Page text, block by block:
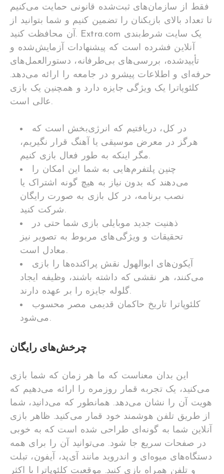
فقط از سازمان‌های ثبت‌شده قانونی حمایت می‌کنیم
تا تعداد بالای بازیکنان را تضمین کنیم و شما بتوانید از
آن محافظت کنید. Extra.com یک سایت شرط‌بندی
آنلاین فشرده است که پیشنهادات آزمایش‌شده و
تأییدشده، بررسی‌های بی‌طرفانه، دستورالعمل‌های
حرفه‌ای و اطلاعات پیشرو در جامعه را ارائه می‌دهد.
کلئوپاترا یک ویژگی جایزه دارد و همچنین یک بازی
عالی است.
در کل، دریافتیم که انرژی‌بخش است که
هرگز در معرض موسیقی یا آهنگ قرار نگیریم،
مگر اینکه به طور فعال بازی کنیم.
چنین پلتفرم‌هایی به شما این امکان را
می‌دهند که بدون نیاز به هیچ گونه اشتراک یا
نصب برنامه، در کل بازی به صورت رایگان
شرکت کنید.
ذهنیت جدید موبایلی بازی شما حتی در
تحقیقات و ویژگی‌های مربوط به تصویر نیز
معادل است.
آیکون‌های ابوالهول نقش پراکنده‌ها را بازی
می‌کنند، هر نقشی که داشته باشند، وظیفه ایجاد
گلوله جایزه را بر عهده دارند.
کلئوپاترا تاریخ حاکمان قدیمی مصر محسوب
می‌شود.
چرخش‌های رایگان
این بدان معناست که ما هر زمان که شما بازی
می‌کنید، یک تجربه قمار روزمره را ارائه می‌دهیم که
هویت آن را نشان می‌دهد. همانطور که می‌دانید، شما
از طریق تلفن هوشمند خود قمار می‌کنید. ظاهر بازی
آنلاین شما به گونه‌ای طراحی شده است که به خوبی
در صفحات سریع جا شود. می‌توانید آن را برای همه
دستگاه‌های میوه‌ای و اندروید مانند آی‌پد، آیفون، تبلت
و تلفن همراه بازی کنید. موقعیت کلئوپاترا با اکثر